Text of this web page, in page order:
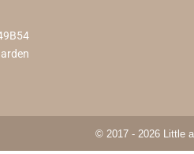
© 2017 - 2026 Little